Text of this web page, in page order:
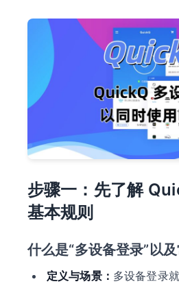
步骤一：先了解
基本规则
什么是“多设备登录”以
定义与场景： 多设备登录